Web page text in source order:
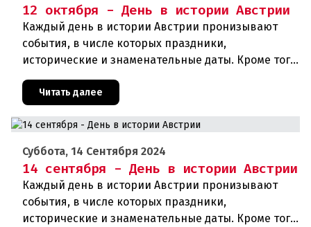
12 октября - День в истории Австрии
Каждый день в истории Австрии пронизывают
события, в числе которых праздники,
исторические и знаменательные даты. Кроме того,
дни рождения различных деятелей страны, а
также дни их смерти. Что же прои
Читать далее
Суббота, 14 Сентября 2024
14 сентября - День в истории Австрии
Каждый день в истории Австрии пронизывают
события, в числе которых праздники,
исторические и знаменательные даты. Кроме того